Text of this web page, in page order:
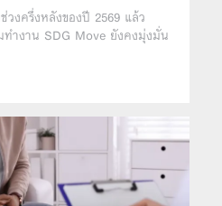
งครึ่งหลังของปี 2569 แล้ว
ำงาน SDG Move ยังคงมุ่งมั่น